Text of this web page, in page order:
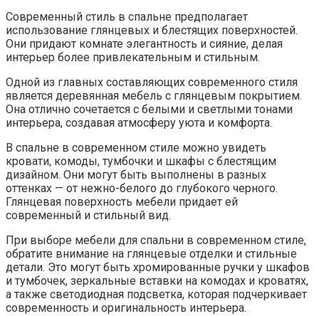
Современный стиль в спальне предполагает
использование глянцевых и блестящих поверхностей.
Они придают комнате элегантность и сияние, делая
интерьер более привлекательным и стильным.
Одной из главных составляющих современного стиля
является деревянная мебель с глянцевым покрытием.
Она отлично сочетается с белыми и светлыми тонами
интерьера, создавая атмосферу уюта и комфорта.
В спальне в современном стиле можно увидеть
кровати, комоды, тумбочки и шкафы с блестящим
дизайном. Они могут быть выполнены в разных
оттенках — от нежно-белого до глубокого черного.
Глянцевая поверхность мебели придает ей
современный и стильный вид.
При выборе мебели для спальни в современном стиле,
обратите внимание на глянцевые отделки и стильные
детали. Это могут быть хромированные ручки у шкафов
и тумбочек, зеркальные вставки на комодах и кроватях,
а также светодиодная подсветка, которая подчеркивает
современность и оригинальность интерьера.